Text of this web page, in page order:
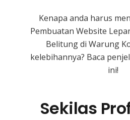
Kenapa anda harus
Pembuatan Website
Belitungdi Warung
kelebihannya? Baca
ini!
Sekilas